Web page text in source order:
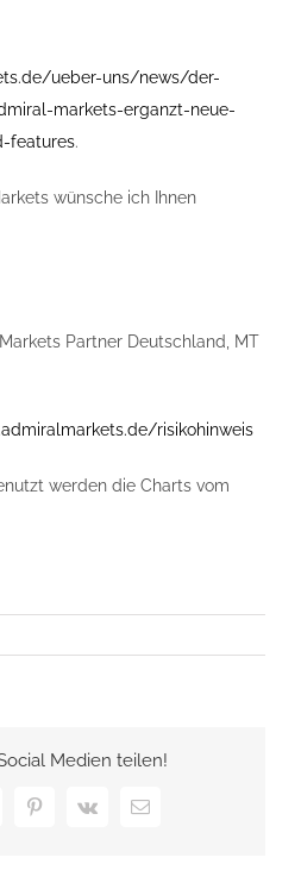
ueber-uns/news/der-
markets-erganzt-neue-
features.
wünsche ich Ihnen
Partner Deutschland, MT
risikohinweis
werden die Charts vom
Medien teilen!
Pinterest
Vk
E-